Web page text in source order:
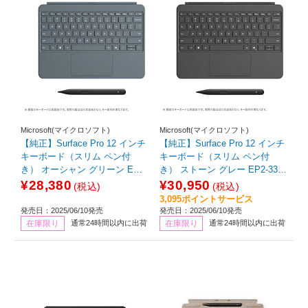
Microsoft(マイクロソフト)
【純正】Surface Pro 12 インチ
キーボード（スリム ペン付
き） オーシャン グリーン EP2-
33076
¥28,380 (税込)
発売日：2025/06/10発売
在庫限り 通常24時間以内に出荷
Microsoft(マイクロソフト)
【純正】Surface Pro 12 インチ
キーボード（スリム ペン付
き） ストーン グレー EP2-330
53
¥30,950 (税込)
3,095ポイントサービス
発売日：2025/06/10発売
在庫限り 通常24時間以内に出荷